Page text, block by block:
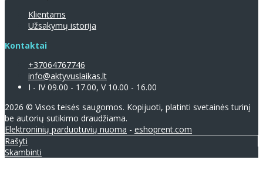
Klientams
Užsakymų istorija
Kontaktai
+37064767746
info@aktyvuslaikas.lt
I - IV 09.00 - 17.00, V 10.00 - 16.00
2026 © Visos teisės saugomos. Kopijuoti, platinti svetainės turinį
be autorių sutikimo draudžiama.
Elektroninių parduotuvių nuoma - eshoprent.com
Rašyti
Skambinti